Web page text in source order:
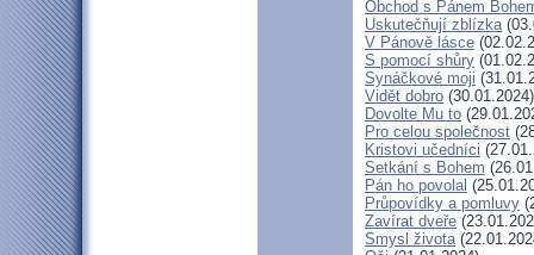
Obchod s Pánem
Uskutečňují zblízka
V Pánově lásce
S pomocí shůry
Synáčkové moji
Vidět dobro (30.01.2024)
Dovolte Mu to
Pro celou společnost
Kristovi učedníci
Setkání s Bohem
Pán ho povolal
Průpovídky a pomluvy
Zavírat dveře
Smysl života